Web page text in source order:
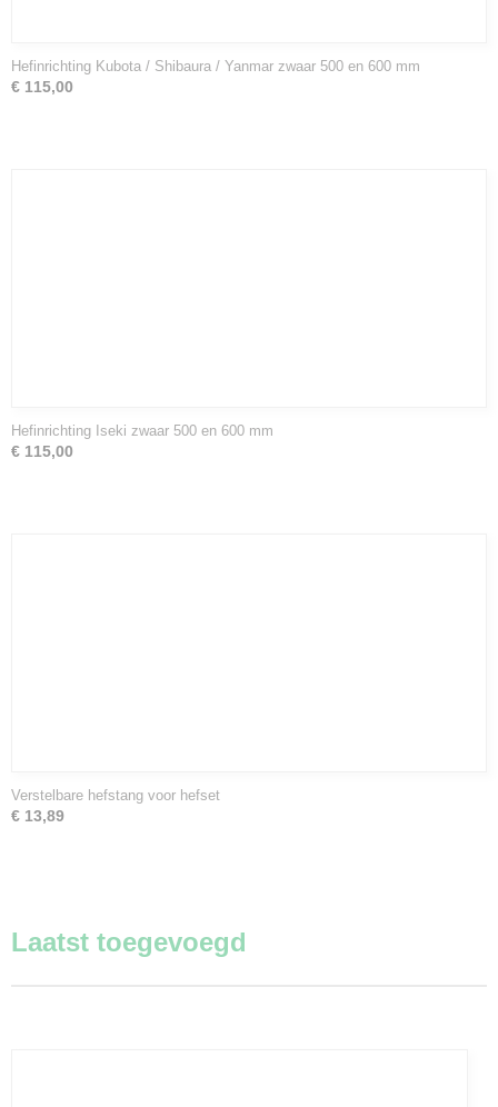
Hefinrichting Kubota / Shibaura / Yanmar zwaar 500 en 600 mm
€ 115,00
Hefinrichting Iseki zwaar 500 en 600 mm
€ 115,00
Verstelbare hefstang voor hefset
€ 13,89
Laatst toegevoegd